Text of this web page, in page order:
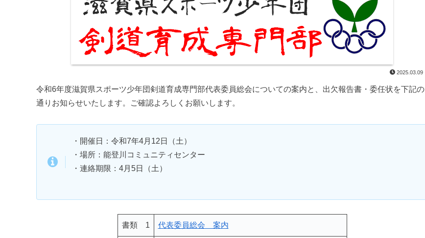
2025.03.09
令和6年度滋賀県スポーツ少年団剣道育成専門部代表委員総会についての案内と、出欠報告書・委任状を下記の
通りお知らせいたします。ご確認よろしくお願いします。
・開催日：令和7年4月12日（土）
・場所：能登川コミュニティセンター
・連絡期限：4月5日（土）
書類 1 代表委員総会 案内